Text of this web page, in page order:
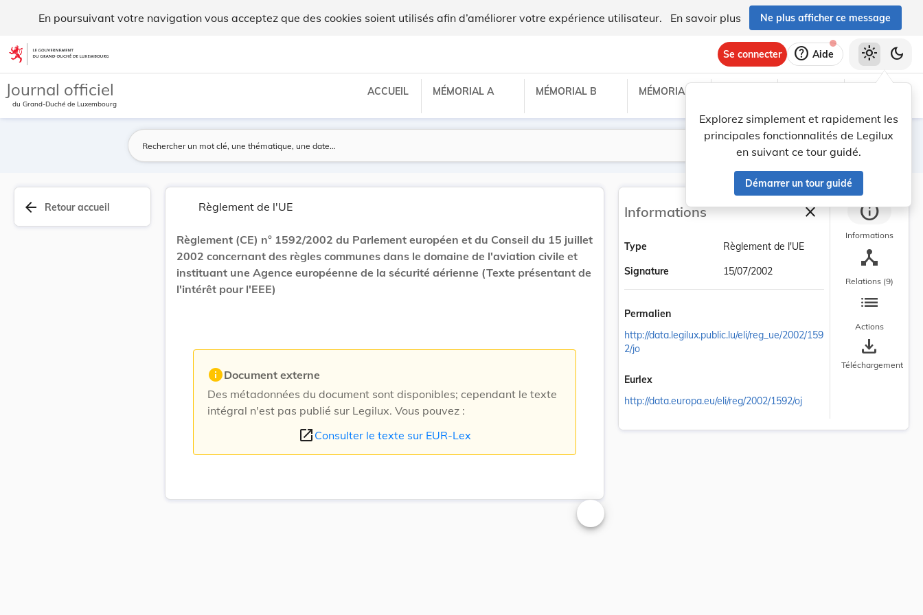
En poursuivant votre navigation vous acceptez que des cookies soient utilisés afin d’améliorer votre expérience utilisateur. En savoir plus Ne plus afficher ce message
Aller au contenu
Se connecter help Aide
Explorez simplement et rapidement les
principales fonctionnalités de Legilux
en suivant ce tour guidé.
Démarrer un tour guidé
light_mode dark_mode
Journal officiel
du Grand-Duché de Luxembourg
ACCUEIL MÉMORIAL A MÉMORIAL B MÉMORIAL C
Lancer la recherche
Filtres
arrow_back Retour accueil Règlement de l'UE
Règlement (CE) n° 1592/2002 du Parlement européen et du Conseil du 15 juillet
2002 concernant des règles communes dans le domaine de l'aviation civile et
instituant une Agence européenne de la sécurité aérienne (Texte présentant de
l'intérêt pour l'EEE)
infoDocument externe
Des métadonnées du document sont disponibles; cependant le texte
intégral n'est pas publié sur Legilux. Vous pouvez :
open_in_new Consulter le texte sur EUR-Lex
Changer la taille du texte
Informations closeFermer la barre
Type
Règlement de l'UE
Signature
15/07/2002
Permalien
http://data.legilux.public.lu/eli/reg_ue/2002/159
2/jo
Eurlex
http://data.europa.eu/eli/reg/2002/1592/oj
info
Informations
device_hub
Relations (9)
list
Actions
save_alt
Téléchargement